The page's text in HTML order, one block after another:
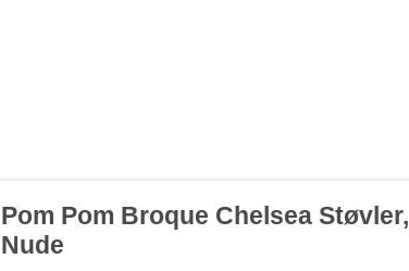
Pom Pom Broque Chelsea Støvler,
Nude